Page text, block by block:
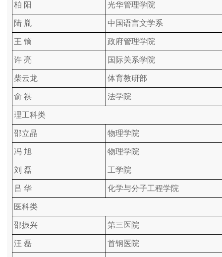
柏 阳 光华管理学院
陆 胤 中国语言文学系
王 镝 政府管理学院
许 亮 国际关系学院
柴云龙 体育教研部
俞 祺 法学院
理工科类
邵立晶 物理学院
冯 旭 物理学院
刘 磊 工学院
吕 华 化学与分子工程学院
医科类
邵振兴 第三医院
汪 磊 首钢医院